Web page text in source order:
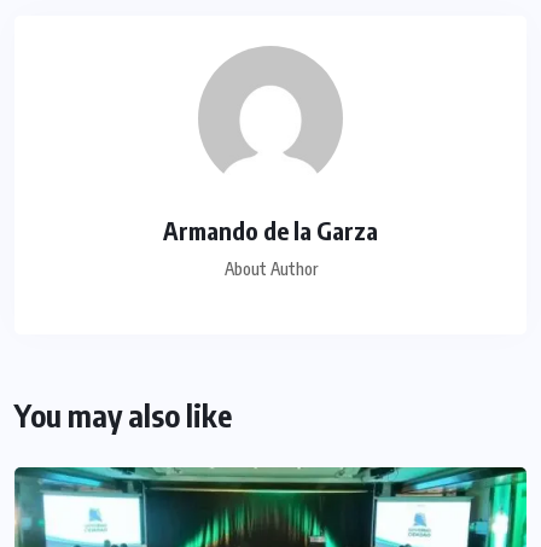
Armando de la Garza
About Author
You may also like